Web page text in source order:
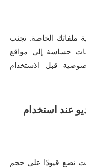
ملفاتك الخاصة. تجنب
حساسة إلى مواقع
قبل الاستخدام
عند استخدام
تضع قيودًا على حجم